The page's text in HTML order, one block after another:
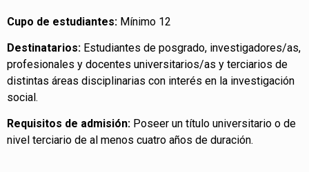
Cupo de estudiantes: Mínimo 12
Destinatarios: Estudiantes de posgrado, investigadores/as,
profesionales y docentes universitarios/as y terciarios de
distintas áreas disciplinarias con interés en la investigación
social.
Requisitos de admisión: Poseer un título universitario o de
nivel terciario de al menos cuatro años de duración.